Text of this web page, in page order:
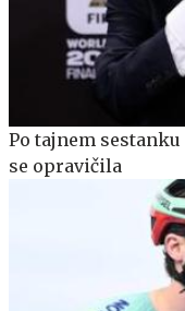
Po tajnem
se opravičila